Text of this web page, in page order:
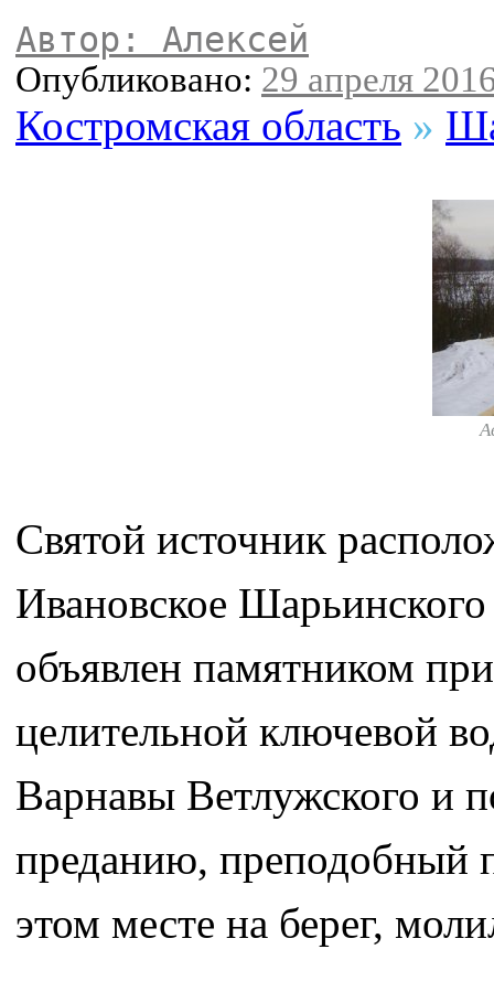
Автор: Алексей
Опубликовано: 29 апреля
Костромская область »
Святой источник
Ивановское
объявлен памятником
целительной ключевой
Варнавы Ветлужского и
преданию, преподобный
этом месте на берег,